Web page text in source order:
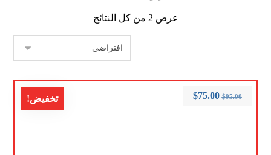
عرض ⁦2⁩ من كل النتائج
تخفيض! $95.00
$75.00